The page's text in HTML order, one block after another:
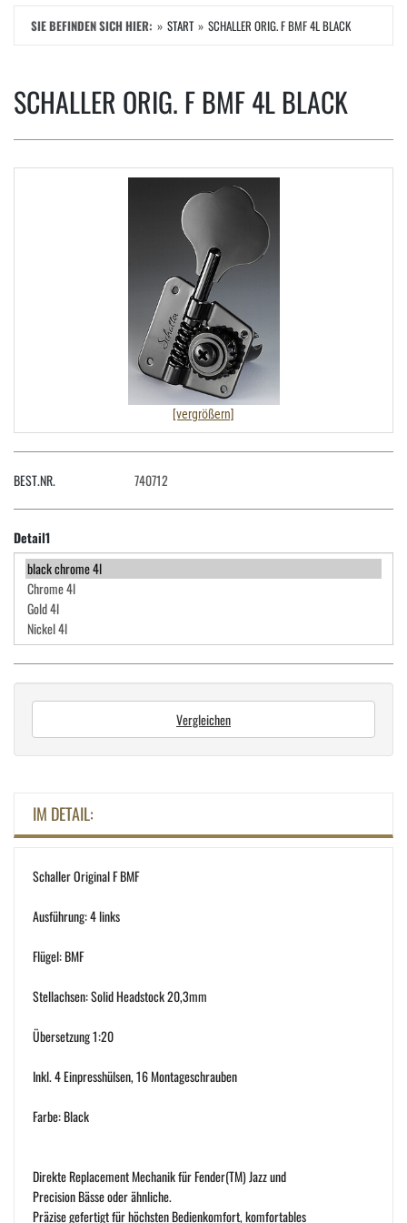
SIE BEFINDEN SICH HIER: START SCHALLER ORIG. F BMF 4L BLACK
SCHALLER ORIG. F BMF 4L BLACK
[vergrößern]
BEST.NR. 740712
Detail1
Vergleichen
IM DETAIL:
Schaller Original F BMF
Ausführung: 4 links
Flügel: BMF
Stellachsen: Solid Headstock 20,3mm
Übersetzung 1:20
Inkl. 4 Einpresshülsen, 16 Montageschrauben
Farbe: Black
Direkte Replacement Mechanik für Fender(TM) Jazz und
Precision Bässe oder ähnliche.
Präzise gefertigt für höchsten Bedienkomfort, komfortables